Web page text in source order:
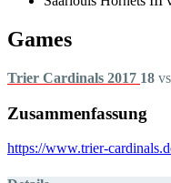
Games
Trier Cardinals 2017 18
Zusammenfassung
https://www.trier-